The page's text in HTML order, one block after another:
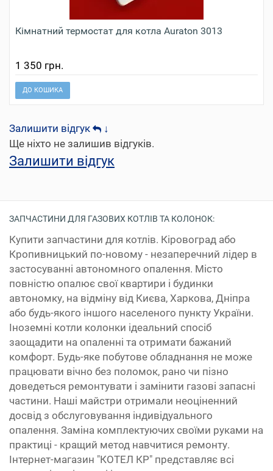
Кімнатний термостат для котла Auraton 3013
1 350 грн.
ДО КОШИКА
Залишити відгук
↓
Ще ніхто не залишив відгуків.
Залишити відгук
ЗАПЧАСТИНИ ДЛЯ ГАЗОВИХ КОТЛІВ ТА КОЛОНОК:
Купити запчастини для котлів. Кіровоград або
Кропивницький по-новому - незаперечний лідер в
застосуванні автономного опалення. Місто
повністю опалює свої квартири і будинки
автономку, на відміну від Києва, Харкова, Дніпра
або будь-якого іншого населеного пункту України.
Іноземні котли колонки ідеальний спосіб
заощадити на опаленні та отримати бажаний
комфорт. Будь-яке побутове обладнання не може
працювати вічно без поломок, рано чи пізно
доведеться ремонтувати і замінити газові запасні
частини. Наші майстри отримали неоціненний
досвід з обслуговування індивідуального
опалення. Заміна комплектуючих своїми руками на
практиці - кращий метод навчитися ремонту.
Інтернет-магазин "КОТЕЛ КР" представляє всі